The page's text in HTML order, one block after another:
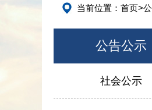
当前位置： 首页>
公告公示
社会公示